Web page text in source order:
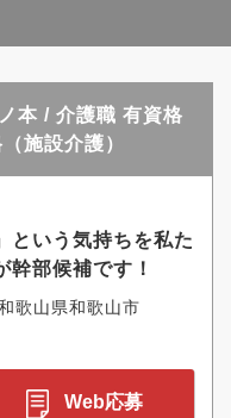
本 / 介護職 有資格
施設介護）
という気持ちを私た
幹部候補です！
歌山県和歌山市
Web応募